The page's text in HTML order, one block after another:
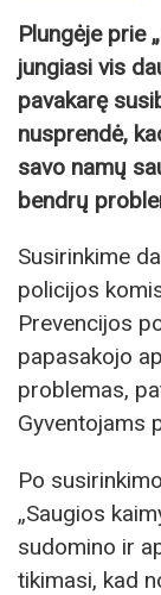
Plungėje prie
jungiasi vis
pavakarę
nusprendė,
savo namų
bendrų
Susirinkime
policijos
Prevencijos
papasakojo
problemas,
Gyventojams
Po
„Saugios
sudomino ir
tikimasi, kad